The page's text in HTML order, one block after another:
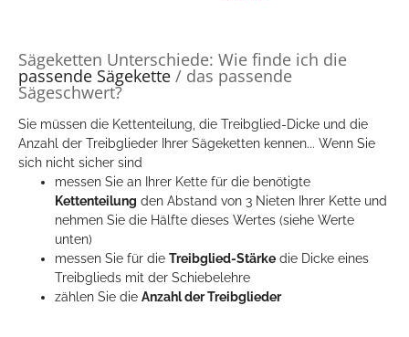
Sägeketten Unterschiede: Wie finde ich die
passende Sägekette / das passende
Sägeschwert?
Sie müssen die Kettenteilung, die Treibglied-Dicke und die
Anzahl der Treibglieder Ihrer Sägeketten kennen... Wenn Sie
sich nicht sicher sind
messen Sie an Ihrer Kette für die benötigte
Kettenteilung den Abstand von 3 Nieten Ihrer Kette und
nehmen Sie die Hälfte dieses Wertes (siehe Werte
unten)
messen Sie für die Treibglied-Stärke die Dicke eines
Treibglieds mit der Schiebelehre
zählen Sie die Anzahl der Treibglieder